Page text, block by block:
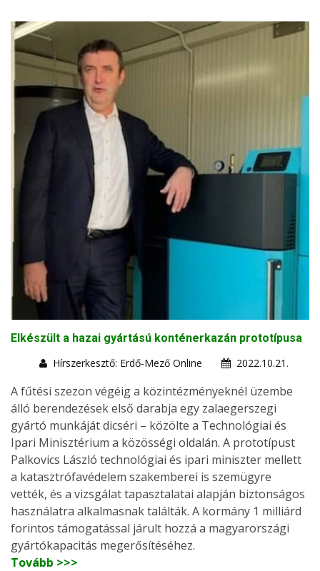
Elkészült a hazai gyártású konténerkazán prototípusa
Hírszerkesztő: Erdő-Mező Online
2022.10.21.
A fűtési szezon végéig a közintézményeknél üzembe
álló berendezések első darabja egy zalaegerszegi
gyártó munkáját dicséri – közölte a Technológiai és
Ipari Minisztérium a közösségi oldalán. A prototípust
Palkovics László technológiai és ipari miniszter mellett
a katasztrófavédelem szakemberei is szemügyre
vették, és a vizsgálat tapasztalatai alapján biztonságos
használatra alkalmasnak találták. A kormány 1 milliárd
forintos támogatással járult hozzá a magyarországi
gyártókapacitás megerősítéséhez.
Tovább >>>